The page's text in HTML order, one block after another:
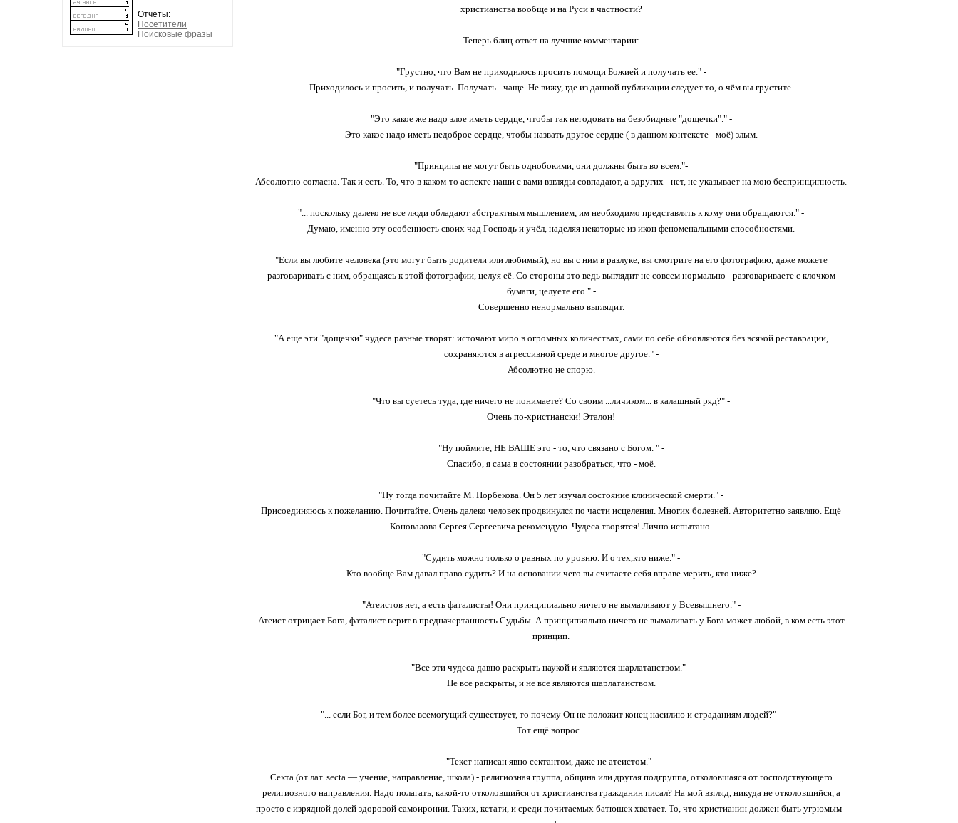
Отчеты:
Посетители
Поисковые фразы
христианства вообще и на Руси в частности?
Теперь блиц-ответ на лучшие комментарии:
"Грустно, что Вам не приходилось просить помощи Божией и получать ее." -
Приходилось и просить, и получать. Получать - чаще. Не вижу, где из данной публикации следует то, о чём вы грустите.
"Это какое же надо злое иметь сердце, чтобы так негодовать на безобидные "дощечки"." -
Это какое надо иметь недоброе сердце, чтобы назвать другое сердце ( в данном контексте - моё) злым.
"Принципы не могут быть однобокими, они должны быть во всем."-
Абсолютно согласна. Так и есть. То, что в каком-то аспекте наши с вами взгляды совпадают, а вдругих - нет, не указывает на мою беспринципность.
"... поскольку далеко не все люди обладают абстрактным мышлением, им необходимо представлять к кому они обращаются." -
Думаю, именно эту особенность своих чад Господь и учёл, наделяя некоторые из икон феноменальными способностями.
"Если вы любите человека (это могут быть родители или любимый), но вы с ним в разлуке, вы смотрите на его фотографию, даже можете
разговаривать с ним, обращаясь к этой фотографии, целуя её. Со стороны это ведь выглядит не совсем нормально - разговариваете с клочком
бумаги, целуете его." -
Совершенно ненормально выглядит.
"А еще эти "дощечки" чудеса разные творят: источают миро в огромных количествах, сами по себе обновляются без всякой реставрации,
сохраняются в агрессивной среде и многое другое." -
Абсолютно не спорю.
"Что вы суетесь туда, где ничего не понимаете? Со своим ...личиком... в калашный ряд?" -
Очень по-христиански! Эталон!
"Ну поймите, НЕ ВАШЕ это - то, что связано с Богом. " -
Спасибо, я сама в состоянии разобраться, что - моё.
"Ну тогда почитайте М. Норбекова. Он 5 лет изучал состояние клинической смерти." -
Присоединяюсь к пожеланию. Почитайте. Очень далеко человек продвинулся по части исцеления. Многих болезней. Авторитетно заявляю. Ещё
Коновалова Сергея Сергеевича рекомендую. Чудеса творятся! Лично испытано.
"Судить можно только о равных по уровню. И о тех,кто ниже." -
Кто вообще Вам давал право судить? И на основании чего вы считаете себя вправе мерить, кто ниже?
"Атеистов нет, а есть фаталисты! Они принципиально ничего не вымаливают у Всевышнего." -
Атеист отрицает Бога, фаталист верит в предначертанность Судьбы. А принципиально ничего не вымаливать у Бога может любой, в ком есть этот
принцип.
"Все эти чудеса давно раскрыть наукой и являются шарлатанством." -
Не все раскрыты, и не все являются шарлатанством.
"... если Бог, и тем более всемогущий существует, то почему Он не положит конец насилию и страданиям людей?" -
Тот ещё вопрос...
"Текст написан явно сектантом, даже не атеистом." -
Секта (от лат. secta — учение, направление, школа) - религиозная группа, община или другая подгруппа, отколовшаяся от господствующего
религиозного направления. Надо полагать, какой-то отколовшийся от христианства гражданин писал? На мой взгляд, никуда не отколовшийся, а
просто с изрядной долей здоровой самоиронии. Таких, кстати, и среди почитаемых батюшек хватает. То, что христианин должен быть угрюмым -